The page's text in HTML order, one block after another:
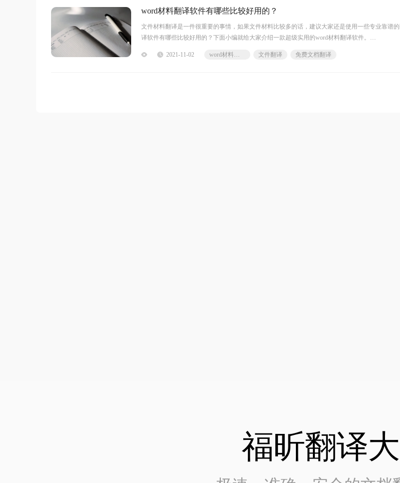
word材料翻译软件有哪些比较好用的？
文件材料翻译是一件很重要的事情，如果文件材料比较多的话，建议大家还是使用一些专业靠谱
译软件有哪些比较好用的？下面小编就给大家介绍一款超级实用的word材料翻译软件。
2021-11-02
word材料翻译软件 文件翻译 免费文档翻译
福昕翻译